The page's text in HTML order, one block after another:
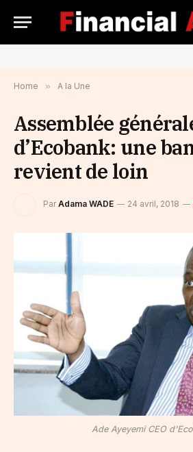
Home » A la Une
Assemblée
d’Ecobank: une
revient de loin
Par Adama WADE 24 avril, 2018
Ade Ayeyemi CEO